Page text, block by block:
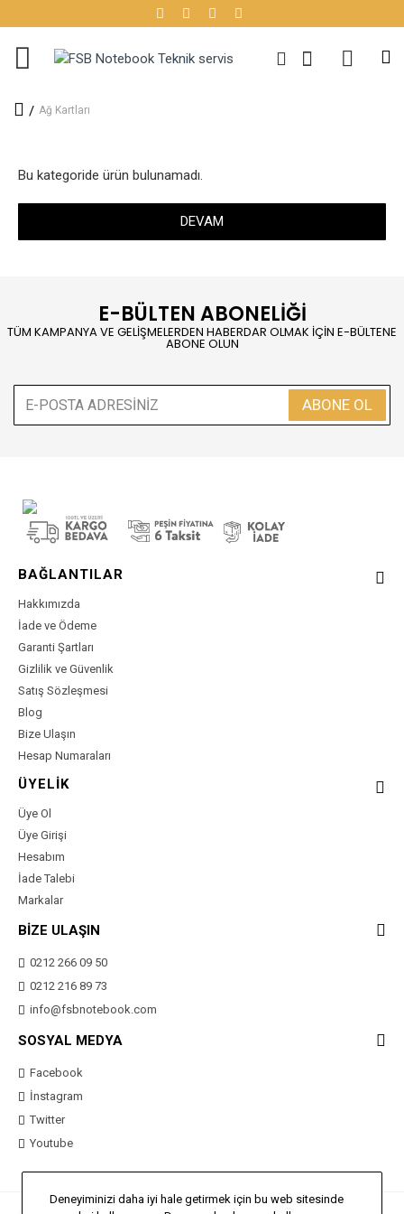
Ağ Kartları
Bu kategoride ürün bulunamadı.
DEVAM
E-BÜLTEN ABONELİĞİ
TÜM KAMPANYA VE GELİŞMELERDEN HABERDAR OLMAK İÇİN E-BÜLTENE
ABONE OLUN
ABONE OL
BAĞLANTILAR
Hakkımızda
İade ve Ödeme
Garanti Şartları
Gizlilik ve Güvenlik
Satış Sözleşmesi
Blog
Bize Ulaşın
Hesap Numaraları
ÜYELİK
Üye Ol
Üye Girişi
Hesabım
İade Talebi
Markalar
BİZE ULAŞIN
0212 266 09 50
0212 216 89 73
info@fsbnotebook.com
SOSYAL MEDYA
Facebook
İnstagram
Twitter
Youtube
Deneyiminizi daha iyi hale getirmek için bu web sitesinde